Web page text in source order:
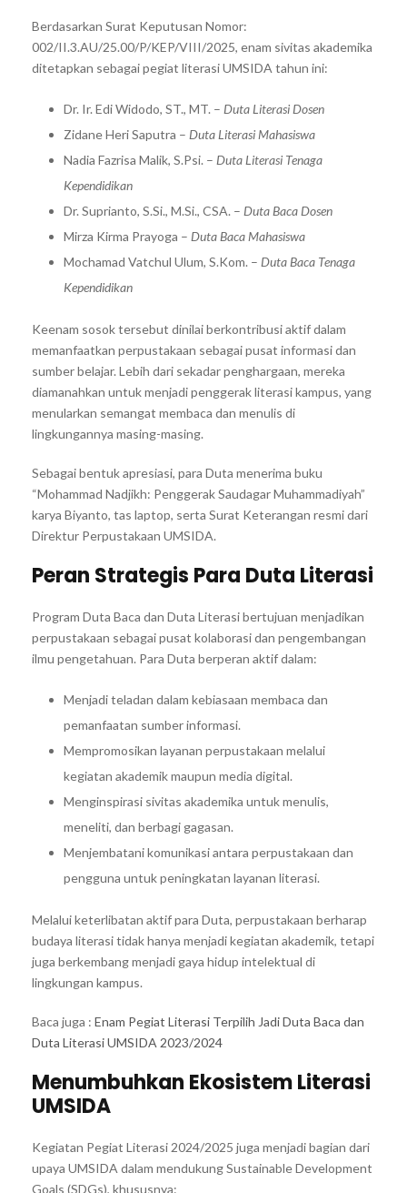
Berdasarkan Surat Keputusan Nomor:
002/II.3.AU/25.00/P/KEP/VIII/2025, enam sivitas akademika
ditetapkan sebagai pegiat literasi UMSIDA tahun ini:
Dr. Ir. Edi Widodo, ST., MT. – Duta Literasi Dosen
Zidane Heri Saputra – Duta Literasi Mahasiswa
Nadia Fazrisa Malik, S.Psi. – Duta Literasi Tenaga
Kependidikan
Dr. Suprianto, S.Si., M.Si., CSA. – Duta Baca Dosen
Mirza Kirma Prayoga – Duta Baca Mahasiswa
Mochamad Vatchul Ulum, S.Kom. – Duta Baca Tenaga
Kependidikan
Keenam sosok tersebut dinilai berkontribusi aktif dalam
memanfaatkan perpustakaan sebagai pusat informasi dan
sumber belajar. Lebih dari sekadar penghargaan, mereka
diamanahkan untuk menjadi penggerak literasi kampus, yang
menularkan semangat membaca dan menulis di
lingkungannya masing-masing.
Sebagai bentuk apresiasi, para Duta menerima buku
“Mohammad Nadjikh: Penggerak Saudagar Muhammadiyah”
karya Biyanto, tas laptop, serta Surat Keterangan resmi dari
Direktur Perpustakaan UMSIDA.
Peran Strategis Para Duta Literasi
Program Duta Baca dan Duta Literasi bertujuan menjadikan
perpustakaan sebagai pusat kolaborasi dan pengembangan
ilmu pengetahuan. Para Duta berperan aktif dalam:
Menjadi teladan dalam kebiasaan membaca dan
pemanfaatan sumber informasi.
Mempromosikan layanan perpustakaan melalui
kegiatan akademik maupun media digital.
Menginspirasi sivitas akademika untuk menulis,
meneliti, dan berbagi gagasan.
Menjembatani komunikasi antara perpustakaan dan
pengguna untuk peningkatan layanan literasi.
Melalui keterlibatan aktif para Duta, perpustakaan berharap
budaya literasi tidak hanya menjadi kegiatan akademik, tetapi
juga berkembang menjadi gaya hidup intelektual di
lingkungan kampus.
Baca juga : Enam Pegiat Literasi Terpilih Jadi Duta Baca dan
Duta Literasi UMSIDA 2023/2024
Menumbuhkan Ekosistem Literasi
UMSIDA
Kegiatan Pegiat Literasi 2024/2025 juga menjadi bagian dari
upaya UMSIDA dalam mendukung Sustainable Development
Goals (SDGs), khususnya: